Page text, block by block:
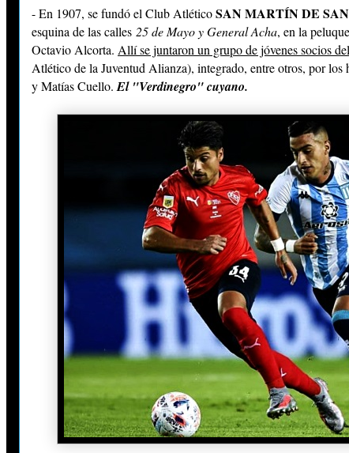
- En 1907, se fundó el Club AtléticoSAN MARTÍN DE
esquina de las calles 25 de Mayo y General Acha, en la
Octavio Alcorta. Allí se juntaron un grupo de jóvenes socios
Atlético de la Juventud Alianza), integrado, entre otros, por
y Matías Cuello. El "Verdinegro" cuyano.